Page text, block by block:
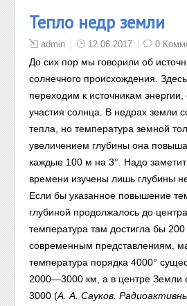
Тепло недр земли
admin 12.06.2017 0
До сих пор мы говорили об
солнечного происхождения.
переходим к источникам
участия солнца. В недрах земли
тепла, но температура земной
увеличением глубины она
каждые 100 м на 3°. Надо
времени изучены лишь глубины
Если бы указанное повышение
глубиной продолжалось до
температура там достигла бы
современным представлениям,
температура порядка 4000°
2000—3000 км, а в центре
3000 (А. А. Сауков.